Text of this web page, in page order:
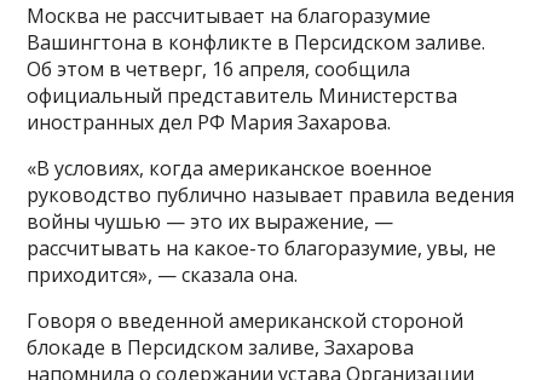
Москва не рассчитывает на благоразумие
Вашингтона в конфликте в Персидском заливе.
Об этом в четверг, 16 апреля, сообщила
официальный представитель Министерства
иностранных дел РФ Мария Захарова.
«В условиях, когда американское военное
руководство публично называет правила ведения
войны чушью — это их выражение, —
рассчитывать на какое-то благоразумие, увы, не
приходится», — сказала она.
Говоря о введенной американской стороной
блокаде в Персидском заливе, Захарова
напомнила о содержании устава Организации